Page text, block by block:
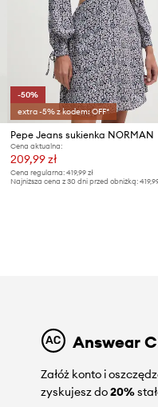
-50%
extra -5% z kodem: OFF*
Pepe Jeans sukienka NORMAN
Cena aktualna:
209,99 zł
Cena regularna: 419,99 zł
Najniższa cena z 30 dni przed obniżką:
Answear
Załóż konto i
zyskujesz do20%